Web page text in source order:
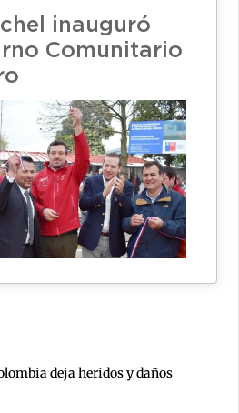
inauguró
Comunitario
deja heridos y daños